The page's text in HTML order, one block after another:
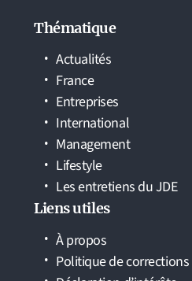
Thématique
Actualités
France
Entreprises
International
Management
Lifestyle
Les entretiens du JDE
Liens utiles
À propos
Politique de corrections